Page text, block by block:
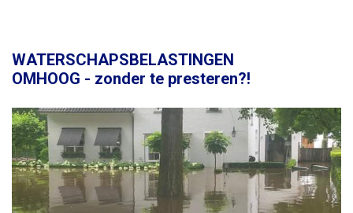
WATERSCHAPSBELASTINGEN
OMHOOG - zonder te presteren?!